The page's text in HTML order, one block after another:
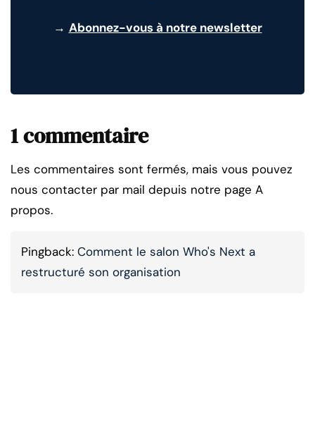
→ Abonnez-vous à notre newsletter
1 commentaire
Les commentaires sont fermés, mais vous pouvez
nous contacter par mail depuis notre page A
propos.
Pingback: Comment le salon Who's Next a
restructuré son organisation